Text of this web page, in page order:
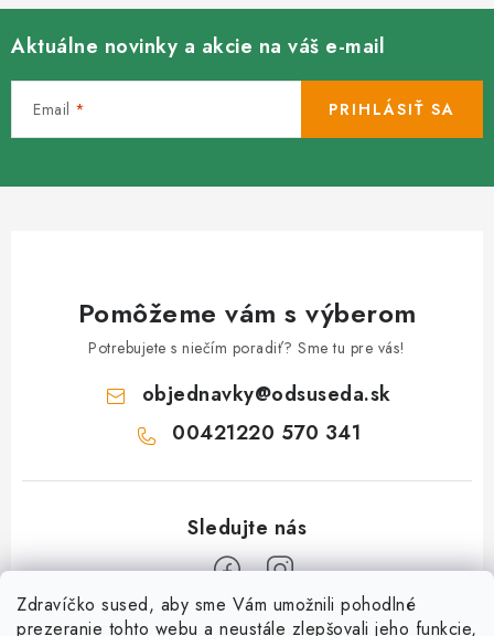
Zdravíčko sused, aby sme Vám umožnili pohodlné
prezeranie tohto webu a neustále zlepšovali jeho funkcie,
Aktuálne novinky a akcie na váš e-mail
Email PRIHLÁSIŤ SA
Pomôžeme vám s výberom
Potrebujete s niečím poradiť? Sme tu pre vás!
objednavky@odsuseda.sk
00421220 570 341